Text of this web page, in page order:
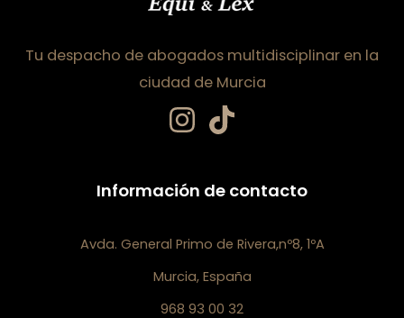
Tu despacho de abogados multidisciplinar en la
ciudad de Murcia
Información de contacto
Avda. General Primo de Rivera,nº8, 1ºA
Murcia, España
968 93 00 32